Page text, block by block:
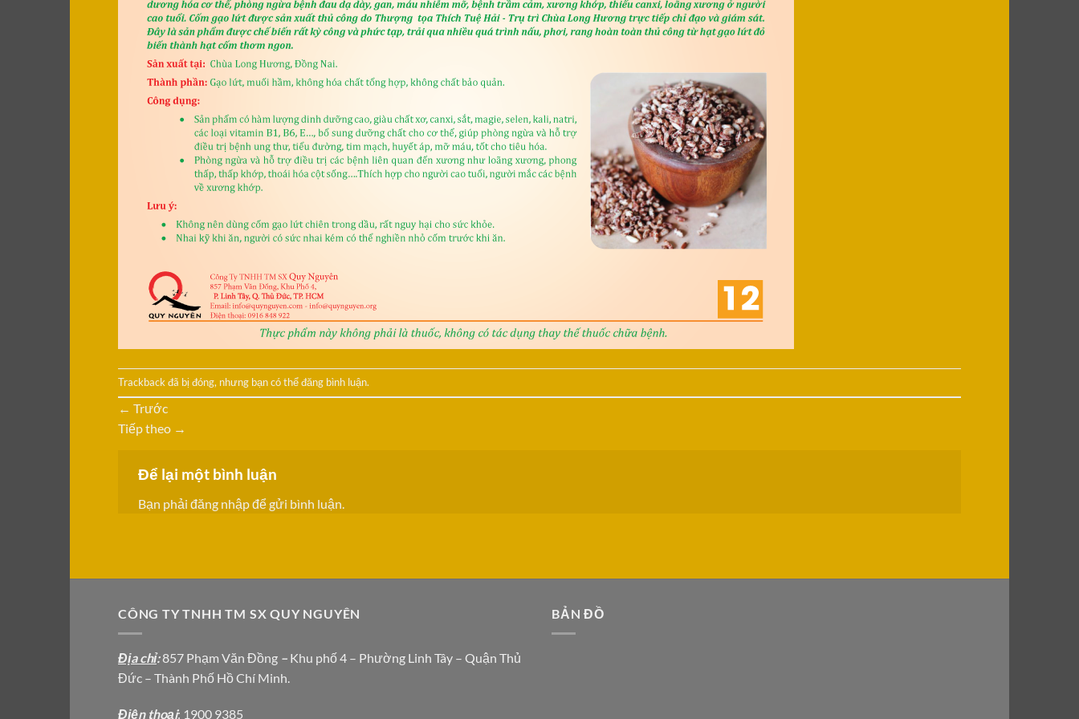
Trackback đã bị đóng, nhưng bạn có thểđăng bình luận.
← Trước
Tiếp theo →
Để lại một bình luận
Bạn phải đăng nhậpđể gửi bình luận.
CÔNG TY TNHH TM SX QUY NGUYÊN
Địa chỉ:857 Phạm Văn Đồng – Khu phố 4 – Phường Linh Tây – Quận Thủ
Đức – Thành Phố Hồ Chí Minh.
Địện thoại: 1900 9385
BẢN ĐỒ